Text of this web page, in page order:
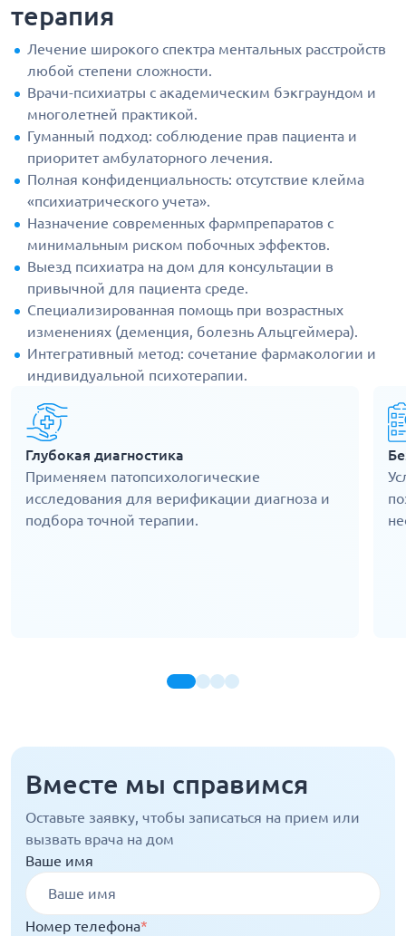
терапия
Лечение широкого спектра ментальных расстройств
любой степени сложности.
Врачи-психиатры с академическим бэкграундом и
многолетней практикой.
Гуманный подход: соблюдение прав пациента и
приоритет амбулаторного лечения.
Полная конфиденциальность: отсутствие клейма
«психиатрического учета».
Назначение современных фармпрепаратов с
минимальным риском побочных эффектов.
Выезд психиатра на дом для консультации в
привычной для пациента среде.
Специализированная помощь при возрастных
изменениях (деменция, болезнь Альцгеймера).
Интегративный метод: сочетание фармакологии и
индивидуальной психотерапии.
Глубокая диагностика
Применяем патопсихологические
исследования для верификации диагноза и
подбора точной терапии.
Вместе мы справимся
Оставьте заявку, чтобы записаться на прием или
вызвать врача на дом
Ваше имя
Номер телефона*